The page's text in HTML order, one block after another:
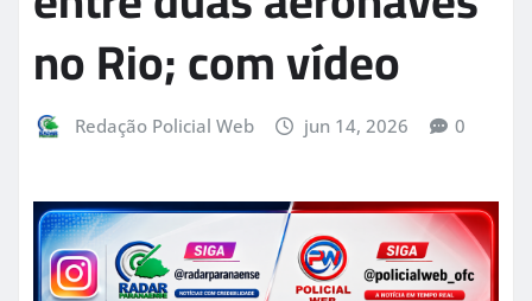
no Rio; com vídeo
Redação Policial Web jun 14, 2026 0